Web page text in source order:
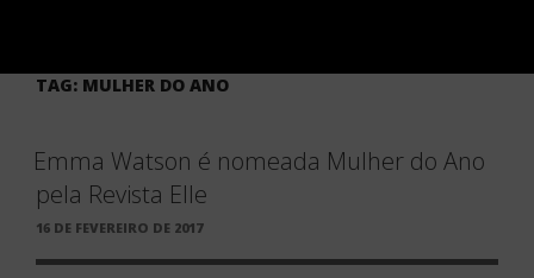
TAG: MULHER DO ANO
Emma Watson é nomeada Mulher do Ano
pela Revista Elle
PUBLICADO
16 DE FEVEREIRO DE 2017